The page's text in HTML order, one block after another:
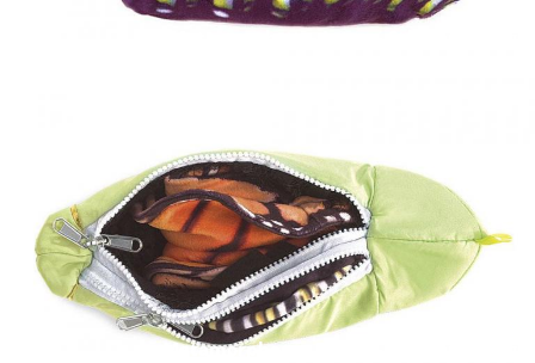
Metamorphose - Puppe - Schmetterling